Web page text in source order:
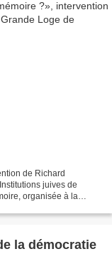
de Richard
juives de
organisée à la
la démocratie